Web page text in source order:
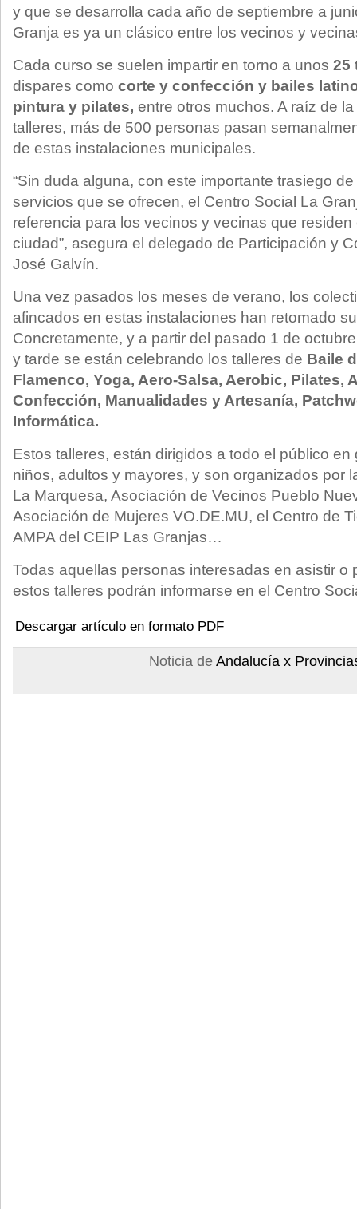
y que se desarrolla cada año de septiembre a
Granja es ya un clásico entre los vecinos y
Cada curso se suelen impartir en torno a unos 25
dispares como corte y confección y bailes
pintura y pilates, entre otros muchos. A raíz de
talleres, más de 500 personas pasan
de estas instalaciones municipales.
“Sin duda alguna, con este importante trasiego
servicios que se ofrecen, el Centro Social La
referencia para los vecinos y vecinas que
ciudad”, asegura el delegado de Participación y
José Galvín.
Una vez pasados los meses de verano, los
afincados en estas instalaciones han retomado
Concretamente, y a partir del pasado 1 de
y tarde se están celebrando los talleres de Baile
Flamenco, Yoga, Aero-Salsa, Aerobic, Pilates,
Confección, Manualidades y Artesanía,
Informática.
Estos talleres, están dirigidos a todo el público en
niños, adultos y mayores, y son organizados por
La Marquesa, Asociación de Vecinos Pueblo
Asociación de Mujeres VO.DE.MU, el Centro de
AMPA del CEIP Las Granjas…
Todas aquellas personas interesadas en asistir o
estos talleres podrán informarse en el Centro
Descargar artículo en formato PDF
Noticia de Andalucía x